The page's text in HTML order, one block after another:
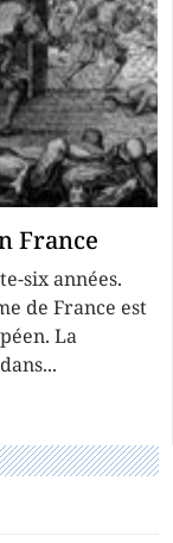
France
six années.
de France est
La